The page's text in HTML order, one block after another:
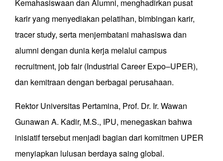
Kemahasiswaan dan Alumni, menghadirkan pusat
karir yang menyediakan pelatihan, bimbingan karir,
tracer study, serta menjembatani mahasiswa dan
alumni dengan dunia kerja melalui campus
recruitment, job fair (Industrial Career Expo–UPER),
dan kemitraan dengan berbagai perusahaan.
Rektor Universitas Pertamina, Prof. Dr. Ir. Wawan
Gunawan A. Kadir, M.S., IPU, menegaskan bahwa
inisiatif tersebut menjadi bagian dari komitmen UPER
menyiapkan lulusan berdaya saing global.